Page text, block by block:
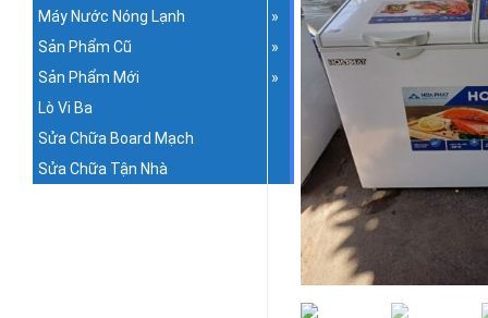
Máy Nước Nóng Lạnh
Sản Phẩm Cũ
Sản Phẩm Mới
Lò Vi Ba
Sửa Chữa Board Mạch
Sửa Chữa Tận Nhà